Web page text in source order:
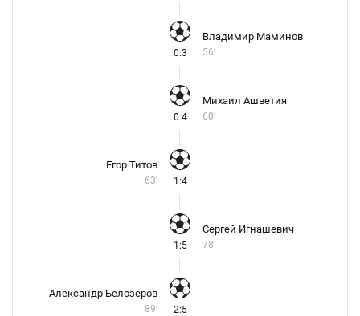
0:3
Владимир Маминов
56'
0:4
Михаил Ашветия
60'
Егор Титов
63' 1:4
1:5
Сергей Игнашевич
78'
Александр Белозёров
89' 2:5